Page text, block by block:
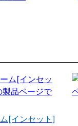
[インセット]